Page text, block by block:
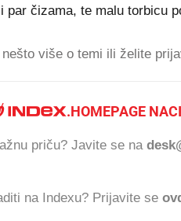
par čizama, te malu torbicu
više o temi ili želite
.HOMEPAGE
priču? Javite se na
na Indexu? Prijavite se